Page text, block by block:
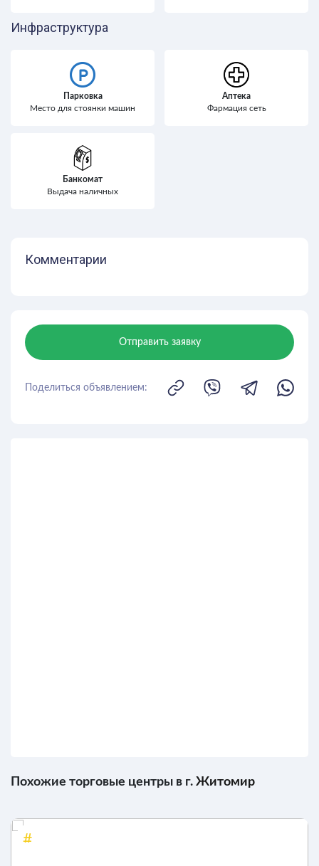
Инфраструктура
Парковка
Место для стоянки машин
Аптека
Фармация сеть
Банкомат
Выдача наличных
Комментарии
Отправить заявку
Поделиться объявлением:
Похожие торговые центры в г. Житомир